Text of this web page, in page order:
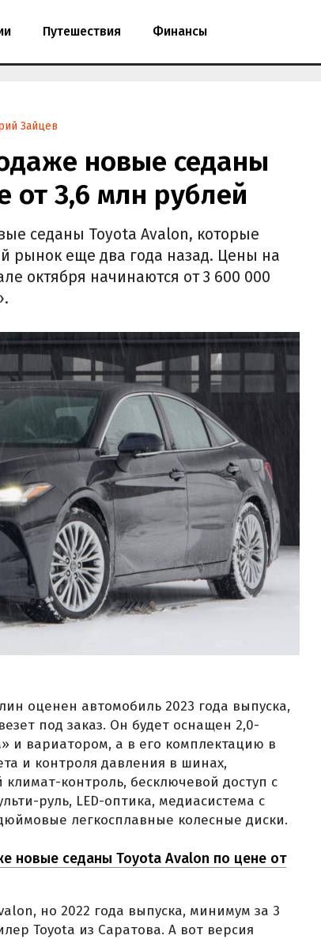
Путешествия Финансы
Зайцев
новые седаны
от 3,6 млн рублей
седаны Toyota Avalon, которые
рынок еще два года назад. Цены на
октября начинаются от 3 600 000
оценен автомобиль 2023 года выпуска,
под заказ. Он будет оснащен 2,0-
и вариатором, а в его комплектацию в
и контроля давления в шинах,
контроль, бесключевой доступ с
руль, LED-оптика, медиасистема с
легкосплавные колесные диски.
новые седаны Toyota Avalon по цене от
но 2022 года выпуска, минимум за 3
Toyota из Саратова. А вот версия